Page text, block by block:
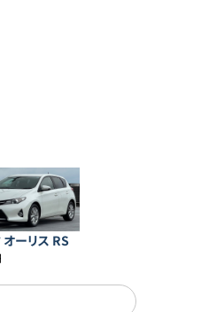
オーリス RS